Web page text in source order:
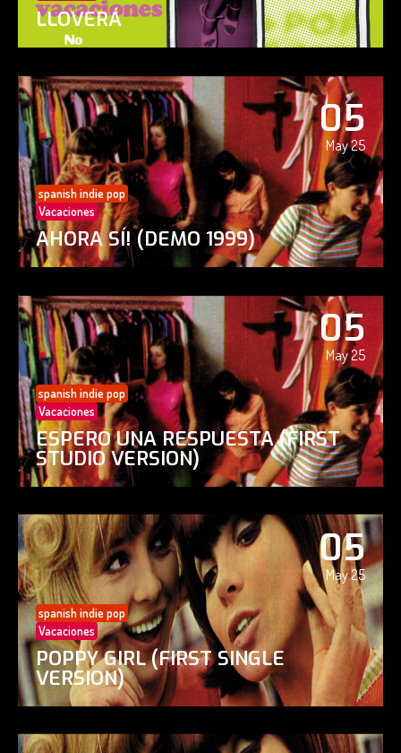
LLOVERÁ
05
May 25
spanish indie pop
Vacaciones
AHORA SÍ! (DEMO 1999)
05
May 25
spanish indie pop
Vacaciones
ESPERO UNA RESPUESTA (FIRST
STUDIO VERSION)
05
May 25
spanish indie pop
Vacaciones
POPPY GIRL (FIRST SINGLE
VERSION)